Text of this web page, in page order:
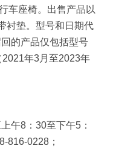
车座椅。出售产品以
衬垫。型号和日期代
的产品仅包括型号
年3月至2023年
午8：30至下午5：
816-0228；